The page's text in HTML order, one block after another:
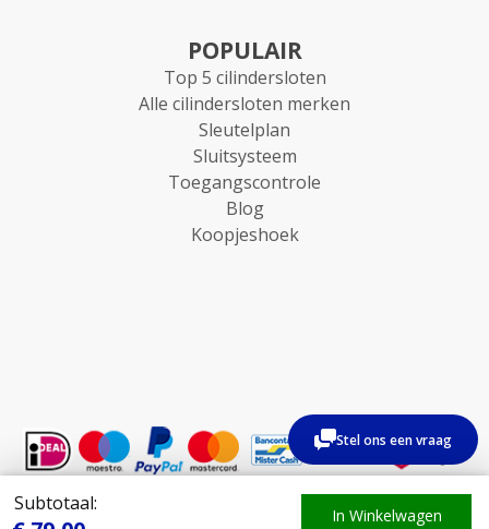
In Winkelwagen
Subtotaal:
Stel ons een vraag
POPULAIR
Top 5 cilindersloten
Alle cilindersloten merken
Sleutelplan
Sluitsysteem
Toegangscontrole
Blog
Koopjeshoek